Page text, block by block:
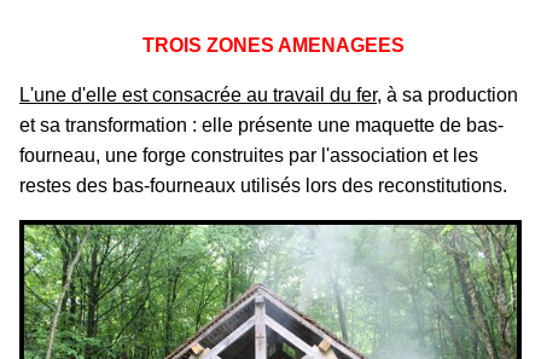
TROIS ZONES AMENAGEES
L'une d'elle est consacrée au travail du fer, à sa production
et sa transformation : elle présente une maquette de bas-
fourneau, une forge construites par l'association et les
restes des bas-fourneaux utilisés lors des reconstitutions.